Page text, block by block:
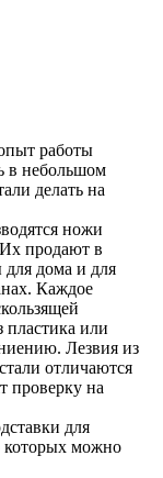
работы
в небольшом
делать на
ножи
продают в
для дома и для
Каждое
пластика или
Лезвия из
отличаются
проверку на
для
можно